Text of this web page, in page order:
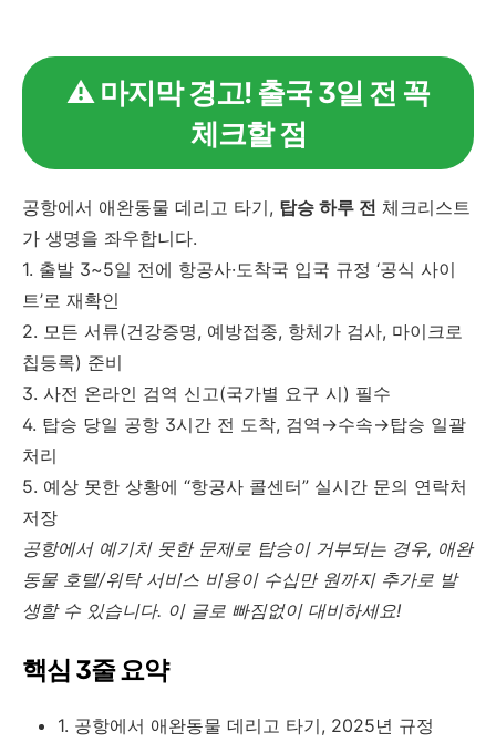
⚠️ 마지막 경고! 출국 3일 전 꼭
체크할 점
공항에서 애완동물 데리고 타기, 탑승 하루 전 체크리스트
가 생명을 좌우합니다.
1. 출발 3~5일 전에 항공사·도착국 입국 규정 ‘공식 사이
트’로 재확인
2. 모든 서류(건강증명, 예방접종, 항체가 검사, 마이크로
칩등록) 준비
3. 사전 온라인 검역 신고(국가별 요구 시) 필수
4. 탑승 당일 공항 3시간 전 도착, 검역→수속→탑승 일괄
처리
5. 예상 못한 상황에 “항공사 콜센터” 실시간 문의 연락처
저장
공항에서 예기치 못한 문제로 탑승이 거부되는 경우, 애완
동물 호텔/위탁 서비스 비용이 수십만 원까지 추가로 발
생할 수 있습니다. 이 글로 빠짐없이 대비하세요!
핵심 3줄 요약
1. 공항에서 애완동물 데리고 타기, 2025년 규정